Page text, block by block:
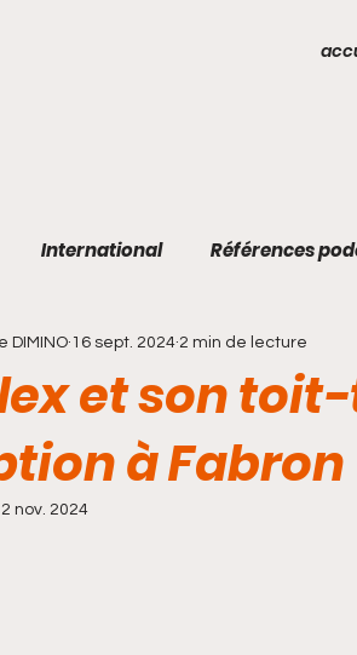
International Références
et son
à Fabron
DIMINO 16 sept. 2024 2 min de lecture
nov. 2024